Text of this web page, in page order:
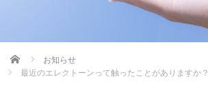
Home
お知らせ
最近のエレクトーンって触ったことがありますか？